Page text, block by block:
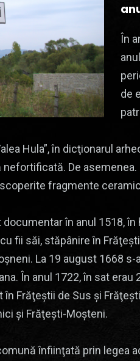
În
de
Hula”, în dicţionarul
De
fragmente
în anul 1518,
fii săi, stăpânire în
La 19 august 1668
În anul 1722, în sat erau
Frăţeştii de Sus şi
şi Frăţeşti-Moşteni.
înfiinţată prin legea